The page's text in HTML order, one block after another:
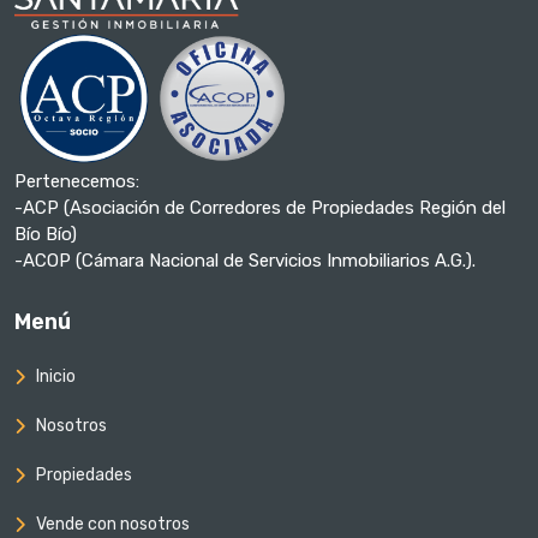
Pertenecemos:
-ACP (Asociación de Corredores de Propiedades Región del
Bío Bío)
-ACOP (Cámara Nacional de Servicios Inmobiliarios A.G.).
Menú
Inicio
Nosotros
Propiedades
Vende con nosotros